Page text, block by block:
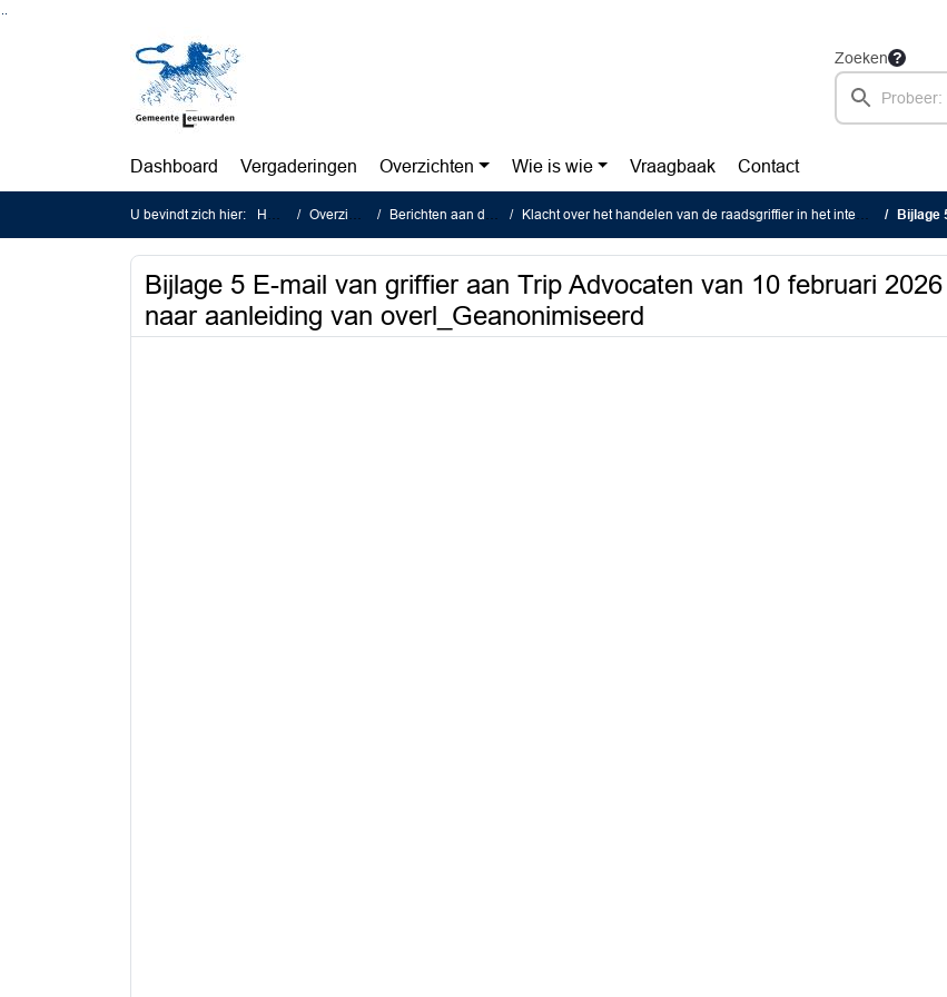
Zoeken
Dashboard Vergaderingen Overzichten Wie is wie Vraagbaak Contact
U bevindt zich hier: Home Overzichten Berichten aan de raad Klacht over het handelen van de raadsgriffier in het integriteitsonderzoek tegen raadslid Bijlage 5 E-mail
Bijlage 5 E-mail van griffier aan Trip Advocaten van 10 februari
naar aanleiding van overl_Geanonimiseerd